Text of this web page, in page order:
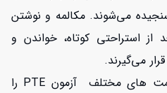
می‌شوند. مکالمه و نوشتن
استراحتی کوتاه، خواندن و
می‌گیرند.
در جدول زیر زمان ها و قسمت های مختلف آزمون PTE را